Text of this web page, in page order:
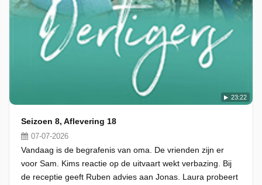
23:22
Seizoen 8, Aflevering 18
07-07-2026
Vandaag is de begrafenis van oma. De vrienden zijn er
voor Sam. Kims reactie op de uitvaart wekt verbazing. Bij
de receptie geeft Ruben advies aan Jonas. Laura probeert